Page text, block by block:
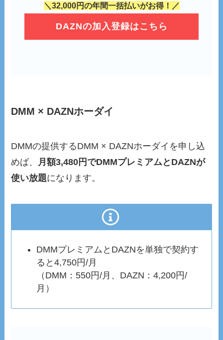
＼32,000円の年間一括払いがお得！／
DAZNの加入登録はこちら
DMM × DAZNホーダイ
DMMの提供するDMM × DAZNホーダイを申し込
めば、
月額3,480円でDMMプレミアムとDAZNが
使い放題になります。
DMMプレミアムとDAZNを単独で契約す
ると4,750円/月
（DMM：550円/月、DAZN：4,200円/
月）